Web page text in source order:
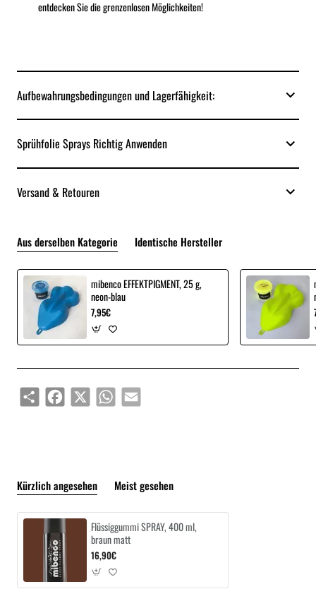
entdecken Sie die grenzenlosen Möglichkeiten!
Aufbewahrungsbedingungen und Lagerfähigkeit:
Sprühfolie Sprays Richtig Anwenden
Versand & Retouren
Aus derselben Kategorie Identische Hersteller
mibenco EFFEKTPIGMENT, 25 g,
neon-blau
7,95€
ShareFacebook
X WhatsAppEmail
Kürzlich angesehen Meist gesehen
Flüssiggummi SPRAY, 400 ml,
braun matt
16,90€